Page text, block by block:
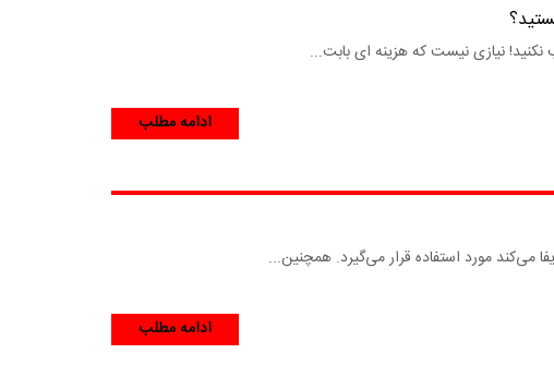
نکنید! نیازی نیست که هزینه ای بابت...
ادامه مطلب
می‌کند مورد استفاده قرار می‌گیرد. همچنین...
ادامه مطلب